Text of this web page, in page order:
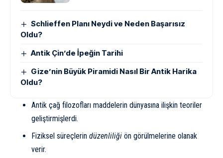
Schlieffen Planı Neydi ve Neden Başarısız
Oldu?
Antik Çin’de İpeğin Tarihi
Gize’nin Büyük Piramidi Nasıl Bir Antik Harika
Oldu?
Antik çağ filozofları maddelerin dünyasına ilişkin teoriler
geliştirmişlerdi.
Fiziksel süreçlerin düzenliliğiön görülmelerine olanak
verir.